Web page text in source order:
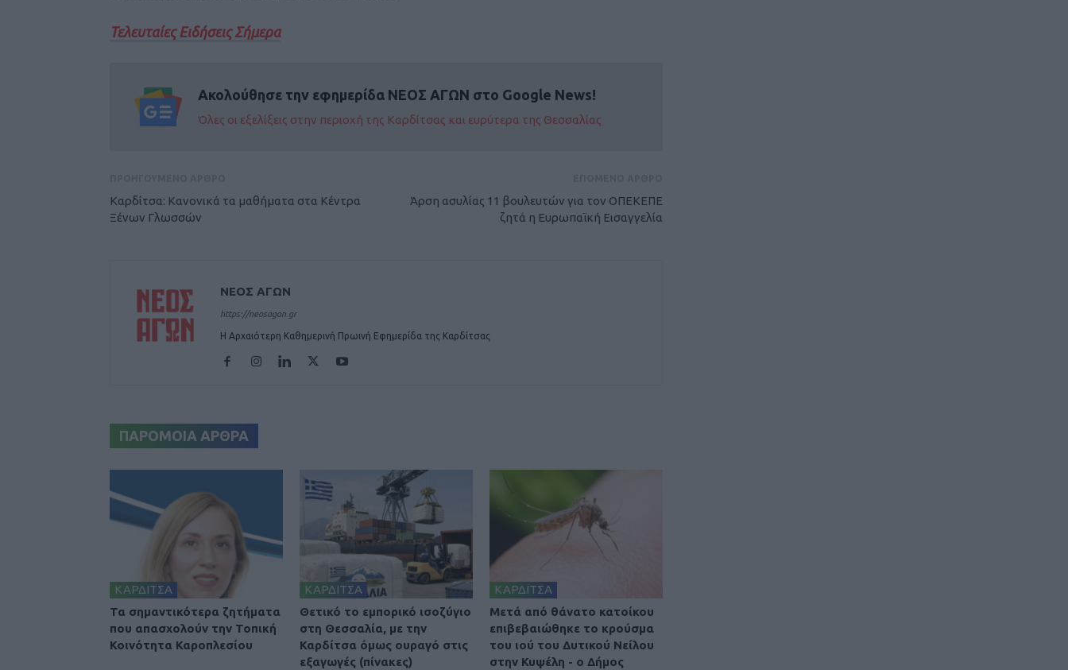
Τελευταίες Ειδήσεις Σήμερα
Ακολούθησε την εφημερίδα ΝΕΟΣ ΑΓΩΝ στο Google News!
Όλες οι εξελίξεις στην περιοχή της Καρδίτσας και ευρύτερα της Θεσσαλίας
Καρδίτσα: Κανονικά τα μαθήματα στα Κέντρα
Ξένων Γλωσσών
Άρση ασυλίας 11 βουλευτών για τον ΟΠΕΚΕΠΕ
ζητά η Ευρωπαϊκή Εισαγγελία
ΝΕΟΣ ΑΓΩΝ
https://neosagon.gr
Η Αρχαιότερη Καθημερινή Πρωινή Εφημερίδα της Καρδίτσας
ΠΑΡΟΜΟΙΑ ΑΡΘΡΑ
ΚΑΡΔΙΤΣΑ
Τα σημαντικότερα ζητήματα
που απασχολούν την Τοπική
Κοινότητα Καροπλεσίου
ΚΑΡΔΙΤΣΑ
Θετικό το εμπορικό ισοζύγιο
στη Θεσσαλία, με την
Καρδίτσα όμως ουραγό στις
εξαγωγές (πίνακες)
ΚΑΡΔΙΤΣΑ
Μετά από θάνατο κατοίκου
επιβεβαιώθηκε το κρούσμα
του ιού του Δυτικού Νείλου
στην Κυψέλη - ο Δήμος